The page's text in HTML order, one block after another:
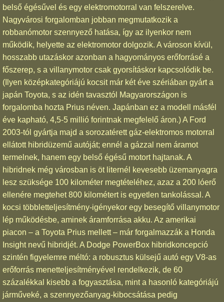
belső égésűvel és egy elektromotorral van felszerelve.
Nagyvárosi forgalomban jobban megmutatkozik a
robbanómotor szennyező hatása, így az ilyenkor nem
működik, helyette az elektromotor dolgozik. A városon kívül,
hosszabb utazáskor azonban a hagyományos erőforrásé a
főszerep, s a villanymotor csak gyorsításkor kapcsolódik be.
(Ilyen középkategóriájú kocsit már két éve szériában gyárt a
japán Toyota, s az idén tavasztól Magyarországon is
forgalomba hozta Prius néven. Japánban ez a modell másfél
éve kapható, 4,5-5 millió forintnak megfelelő áron.) A Ford
2003-tól gyártja majd a sorozatérett gáz-elektromos motorral
ellátott hibridüzemű autóját; ennél a gázzal nem áramot
termelnek, hanem egy belső égésű motort hajtanak. A
hibridnek még városban is öt liternél kevesebb üzemanyagra
lesz szüksége 100 kilométer megtételéhez, azaz a 200 lóerő
ellenére megtehet 800 kilométert is egyetlen tankolással. A
kocsi többletteljesítmény-igényekor egy besegítő villanymotor
lép működésbe, aminek áramforrása akku. Az amerikai
piacon – a Toyota Prius mellett – már forgalmazzák a Honda
Insight nevű hibridjét. A Dodge PowerBox hibridkoncepció
szintén figyelemre méltó: a robusztus külsejű autó egy V8-as
erőforrás menetteljesítményével rendelkezik, de 60
százalékkal kisebb a fogyasztása, mint a hasonló kategóriájú
járműveké, a szennyezőanyag-kibocsátása pedig